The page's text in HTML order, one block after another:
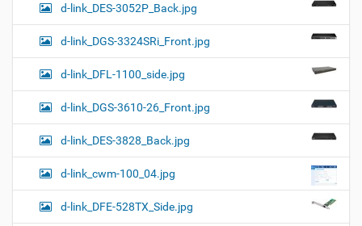
d-link_DES-3052P_Back.jpg
d-link_DGS-3324SRi_Front.jpg
d-link_DFL-1100_side.jpg
d-link_DGS-3610-26_Front.jpg
d-link_DES-3828_Back.jpg
d-link_cwm-100_04.jpg
d-link_DFE-528TX_Side.jpg